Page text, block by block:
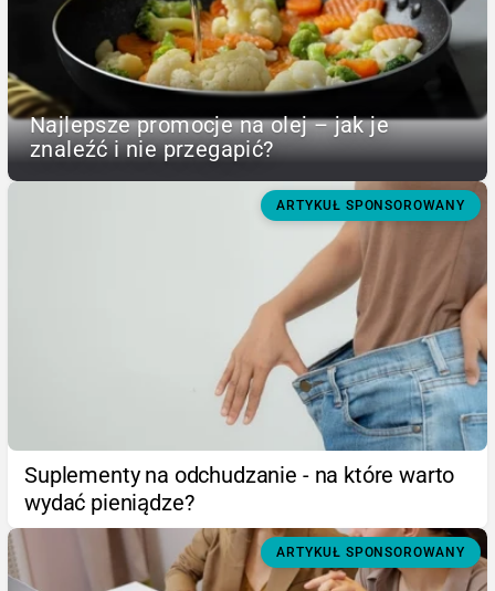
Najlepsze promocje na olej – jak je
znaleźć i nie przegapić?
ARTYKUŁ SPONSOROWANY
Suplementy na odchudzanie - na które warto
wydać pieniądze?
ARTYKUŁ SPONSOROWANY